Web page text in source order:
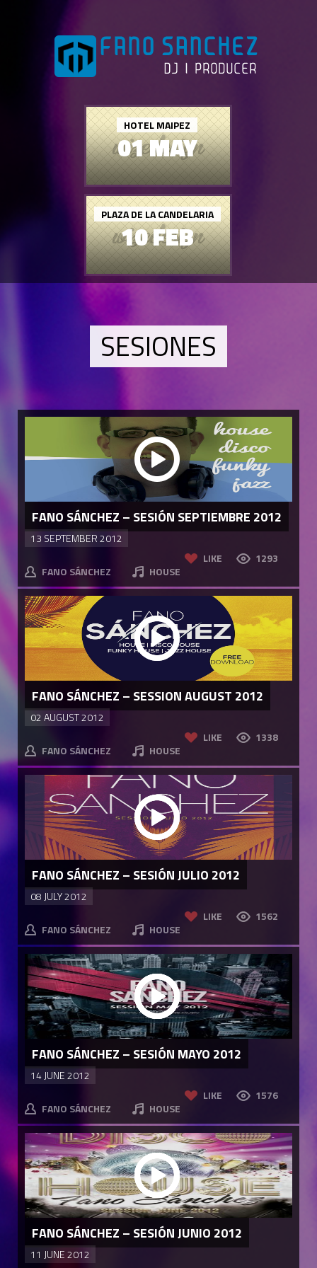
01 MAY
HOTEL MAIPEZ
10 FEB
PLAZA DE LA CANDELARIA
SESIONES
LIKE 1293
FANO SÁNCHEZ – SESIÓN SEPTIEMBRE 2012
13 SEPTEMBER 2012
FANO SÁNCHEZ HOUSE
LIKE 1338
FANO SÁNCHEZ – SESSION AUGUST 2012
02 AUGUST 2012
FANO SÁNCHEZ HOUSE
LIKE 1562
FANO SÁNCHEZ – SESIÓN JULIO 2012
08 JULY 2012
FANO SÁNCHEZ HOUSE
LIKE 1576
FANO SÁNCHEZ – SESIÓN MAYO 2012
14 JUNE 2012
FANO SÁNCHEZ HOUSE
FANO SÁNCHEZ – SESIÓN JUNIO 2012
11 JUNE 2012